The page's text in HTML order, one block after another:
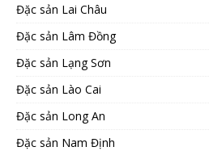
Đặc sản Lai Châu
Đặc sản Lâm Đồng
Đặc sản Lạng Sơn
Đặc sản Lào Cai
Đặc sản Long An
Đặc sản Nam Định